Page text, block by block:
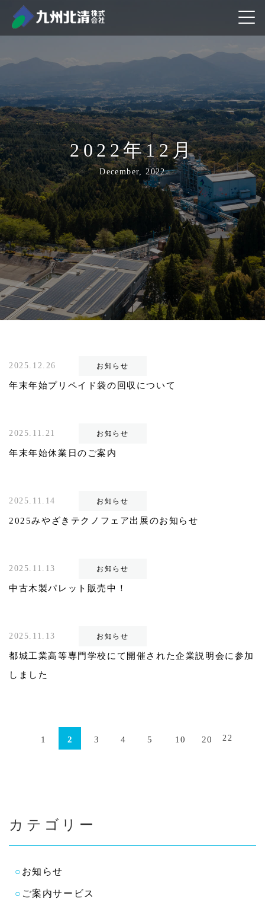
2022年12月
December, 2022
2025.12.26 お知らせ
年末年始プリペイド袋の回収について
2025.11.21 お知らせ
年末年始休業日のご案内
2025.11.14 お知らせ
2025みやざきテクノフェア出展のお知らせ
2025.11.13 お知らせ
中古木製パレット販売中！
2025.11.13 お知らせ
都城工業高等専門学校にて開催された企業説明会に参加
しました
1 2 3 4 5 10 20 22
カテゴリー
お知らせ
ご案内サービス